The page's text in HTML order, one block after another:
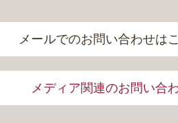
メールでのお問い合わせは
メディア関連のお問い合